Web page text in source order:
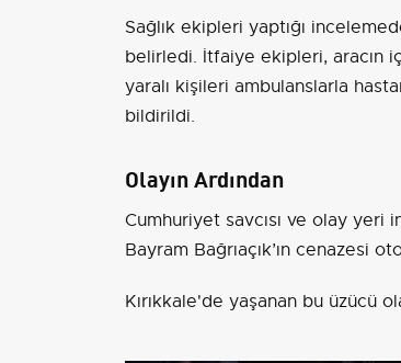
Sağlık ekipleri yaptığı
belirledi. İtfaiye ekipleri, aracın
yaralı kişileri ambulanslarla
bildirildi.
Olayın Ardından
Cumhuriyet savcısı ve olay yeri
Bayram Bağrıaçık’ın cenazesi
Kırıkkale'de yaşanan bu üzücü